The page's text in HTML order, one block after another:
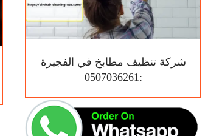
شركة تنظيف مطابخ في الفجيرة
:0507036261